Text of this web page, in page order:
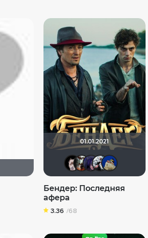
01.01.2021
Бендер: Последняя
афера
3.36 /68